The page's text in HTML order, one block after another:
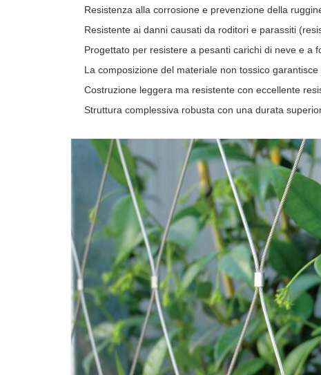
Resistenza alla corrosione e prevenzione della
Resistente ai danni causati da roditori e parassiti
Progettato per resistere a pesanti carichi di neve e a
La composizione del materiale non tossico
Costruzione leggera ma resistente con eccellente
Struttura complessiva robusta con una durata